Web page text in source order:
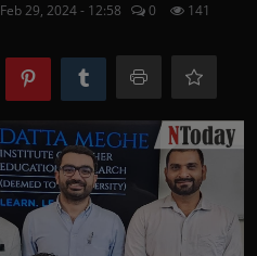
Feb 29, 2024 - 12:58 0 141